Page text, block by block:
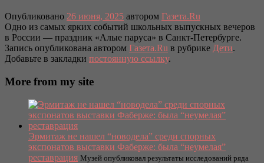
Опубликовано 26 июня, 2025 автором Газета.Ru
Одно из самых ярких событий школьных выпускных вечеров
в России — праздник «Алые паруса» в Санкт-Петербурге.
Запись опубликована автором Газета.Ru в рубрике Дети.
Добавьте в закладки постоянную ссылку.
More from my site
Эрмитаж не нашел “новодела” среди спорных
экспонатов выставки Фаберже: была “неумелая”
реставрация Музей опубликовал результаты исследований ряда